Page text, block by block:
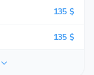
135 $
135 $